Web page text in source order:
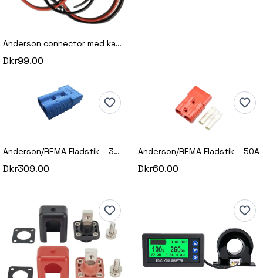
Anderson connector med kabelsæt – 50A
Dkr99.00
Anderson/REMA Fladstik – 350A / 70 mm² med kabelsko (Power Connector til ekstra højstrømsforbindelser)
Dkr309.00
Anderson/REMA Fladstik – 50A
Dkr60.00